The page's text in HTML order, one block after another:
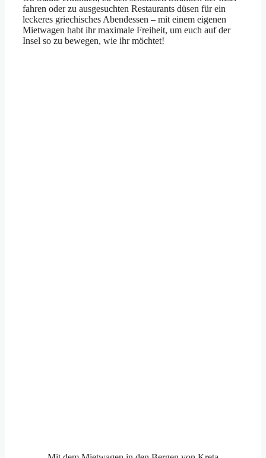
fahren oder zu ausgesuchten Restaurants düsen für ein
leckeres griechisches Abendessen – mit einem eigenen
Mietwagen habt ihr maximale Freiheit, um euch auf der
Insel so zu bewegen, wie ihr möchtet!